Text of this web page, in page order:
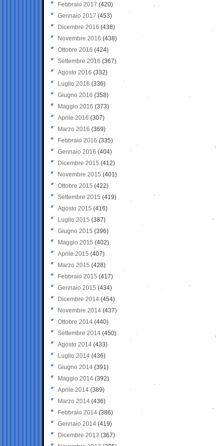
Febbraio 2017 (420)
Gennaio 2017 (453)
Dicembre 2016 (438)
Novembre 2016 (438)
Ottobre 2016 (424)
Settembre 2016 (367)
Agosto 2016 (332)
Luglio 2016 (336)
Giugno 2016 (358)
Maggio 2016 (373)
Aprile 2016 (307)
Marzo 2016 (369)
Febbraio 2016 (335)
Gennaio 2016 (404)
Dicembre 2015 (412)
Novembre 2015 (401)
Ottobre 2015 (422)
Settembre 2015 (419)
Agosto 2015 (416)
Luglio 2015 (387)
Giugno 2015 (396)
Maggio 2015 (402)
Aprile 2015 (407)
Marzo 2015 (428)
Febbraio 2015 (417)
Gennaio 2015 (434)
Dicembre 2014 (454)
Novembre 2014 (437)
Ottobre 2014 (440)
Settembre 2014 (450)
Agosto 2014 (433)
Luglio 2014 (436)
Giugno 2014 (391)
Maggio 2014 (392)
Aprile 2014 (389)
Marzo 2014 (436)
Febbraio 2014 (386)
Gennaio 2014 (419)
Dicembre 2013 (367)